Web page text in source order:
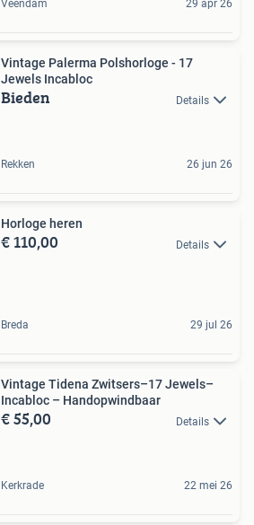
Veendam 29 apr 26
Vintage Palerma Polshorloge - 17
Jewels Incabloc
Bieden Details
Rekken 26 jun 26
Horloge heren
€ 110,00 Details
Breda 29 jul 26
Vintage Tidena Zwitsers–17 Jewels–
Incabloc – Handopwindbaar
€ 55,00 Details
Kerkrade 22 mei 26